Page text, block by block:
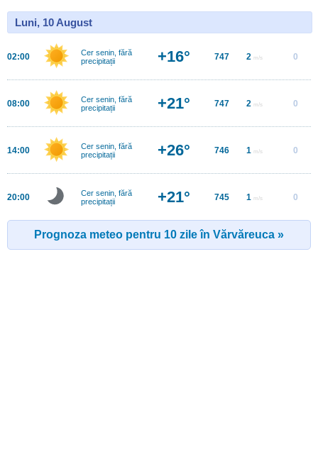
Luni, 10 August
02:00
Cer senin, fără
precipitații
+16° 747 2 m/s 0
08:00
Cer senin, fără
precipitații
+21° 747 2 m/s 0
14:00
Cer senin, fără
precipitații
+26° 746 1 m/s 0
20:00
Cer senin, fără
precipitații
+21° 745 1 m/s 0
Prognoza meteo pentru 10 zile în Vărvăreuca »